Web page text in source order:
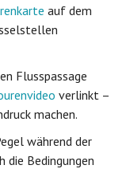
auf dem
Flusspassage
verlinkt –
machen.
während der
die Bedingungen